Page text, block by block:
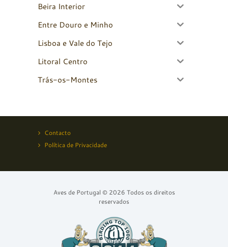
Beira Interior
Entre Douro e Minho
Lisboa e Vale do Tejo
Litoral Centro
Trás-os-Montes
Contacto
Política de Privacidade
Aves de Portugal © 2026 Todos os direitos
reservados